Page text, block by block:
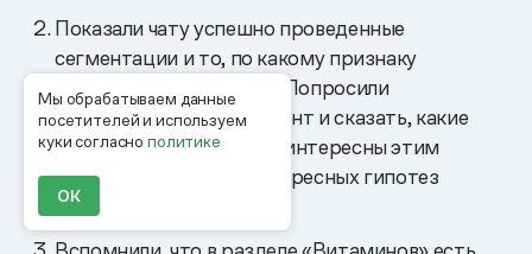
Мы обрабатываем данные
посетителей и используем
куки согласнополитике
ОК
Показали чату успешно проведенные
сегментации и то, по какому признаку
подбирали в них людей. Попросили
проанализировать сегмент и сказать, какие
еще товары могут быть интересны этим
клиентам. Тут тоже интересных гипотез
не получили.